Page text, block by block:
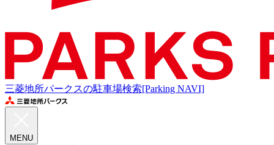
三菱地所パークスの駐車場検索[Parking NAVI]
MENU